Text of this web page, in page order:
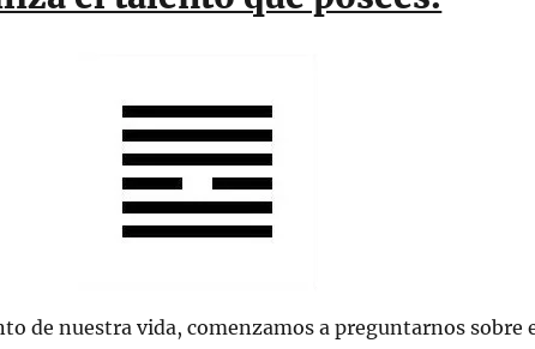
de nuestra vida, comenzamos a preguntarnos sobre